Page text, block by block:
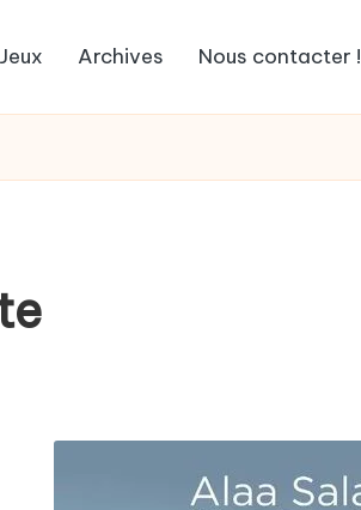
Jeux Archives Nous contacter !